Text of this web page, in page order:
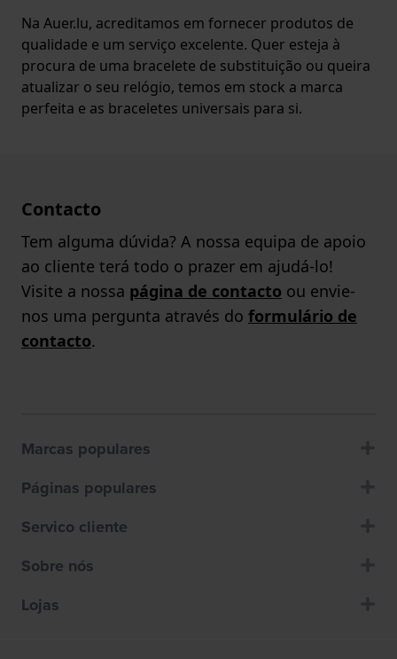
Na Auer.lu, acreditamos em fornecer produtos de
qualidade e um serviço excelente. Quer esteja à
procura de uma bracelete de substituição ou queira
atualizar o seu relógio, temos em stock a marca
perfeita e as braceletes universais para si.
Contacto
Tem alguma dúvida? A nossa equipa de apoio
ao cliente terá todo o prazer em ajudá-lo!
Visite a nossa página de contacto ou envie-
nos uma pergunta através do formulário de
contacto.
Marcas populares
Páginas populares
Servico cliente
Sobre nós
Lojas